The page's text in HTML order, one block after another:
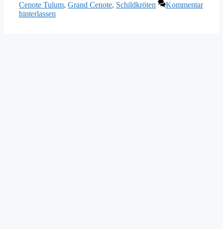
Cenote Tulum, Grand Cenote, Schildkröten
Kommentar
hinterlassen